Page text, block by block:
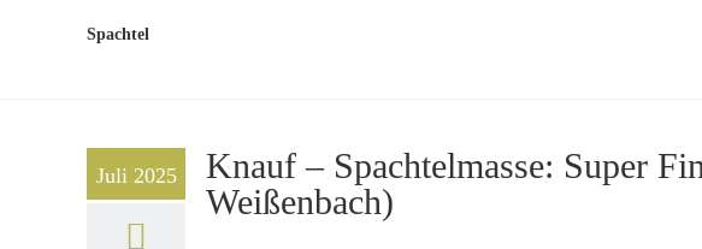
Spachtel
Juli 2025
Knauf – Spachtelmasse: Super
Weißenbach)